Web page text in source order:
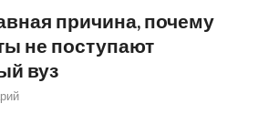
причина, почему
не поступают
вуз